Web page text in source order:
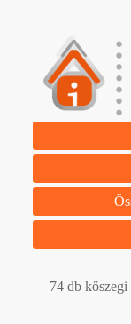
74 db kőszegi